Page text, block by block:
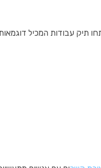
עבודות המכיל דוגמאות